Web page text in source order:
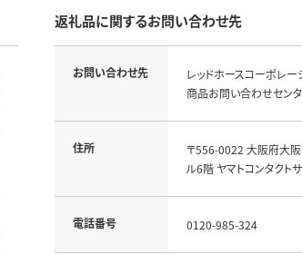
返礼品に関するお問い合わせ先
お問い合わせ先
レッドホースコーポレ
商品お問い合わせセン
住所
〒556-0022 大阪府大
ル6階 ヤマトコンタクト
電話番号 0120-985-324